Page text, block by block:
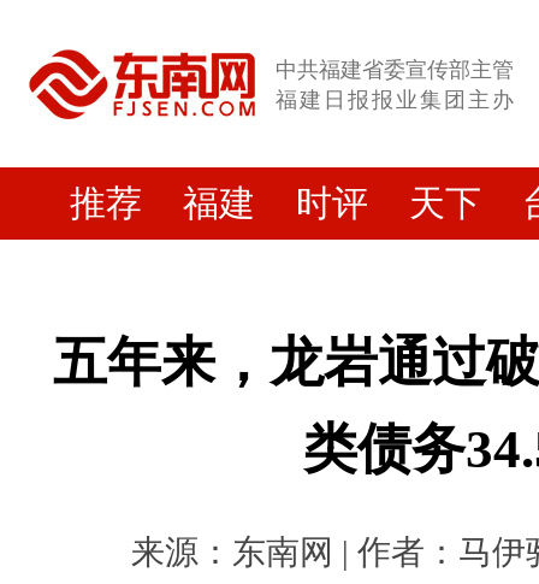
中共福建省委宣传部主管
福建日报报业集团主办
推荐 福建 时评 天下
五年来，龙岩通过
类债务
来源：东南网 | 作者：马伊